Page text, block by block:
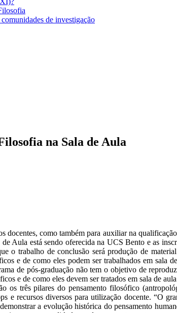
de investigação
na Sala de Aula
como também para auxiliar na
Aula está sendo oferecida na UCS Bento e as
o trabalho de conclusão será produção de
e de como eles podem ser trabalhados em
de pós-graduação não tem o objetivo de
e de como eles devem ser tratados em sala de
três pilares do pensamento filosófico
e recursos diversos para utilização docente. “O
a evolução histórica do pensamento